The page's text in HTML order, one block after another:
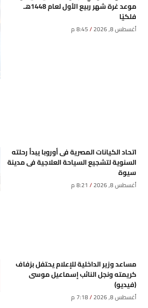
موعد غرة شهر ربيع الأول لعام 1448هـ
فلكيًا
أغسطس 8, 2026
اتحاد الكيانات المصرية فى أوروبا يبدأ رحلته
السنوية لتشجيع السياحة العلاجية فى مدينة
سيوة
أغسطس 8, 2026
مساعد وزير الداخلية للإعلام يحتفل بزفاف
كريمته ونجل النائب إسماعيل موسى
(فيديو)
أغسطس 8, 2026